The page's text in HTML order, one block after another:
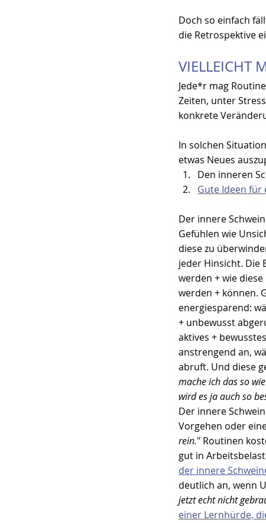
Doch so einfach
die Retrospektive
VIELLEICHT
Jede*r mag
Zeiten, unter
konkrete
In solchen
etwas Neues
Den inneren
Gute Ideen für
Der innere
Gefühlen wie
diese zu
jeder Hinsicht. Die
werden + wie
werden + können.
energiesparend:
+ unbewusst
aktives +
anstrengend an,
abruft. Und diese
mache ich das so
wird es ja auch so
Der innere
Vorgehen oder
rein." Routinen
gut in
der innere
deutlich an, wenn
jetzt echt nicht
einer Lernhürde,